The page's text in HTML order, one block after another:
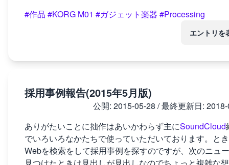
#作品 #KORG M01 #ガジェット楽器 #Processing
エントリを
採用事例報告(2015年5月版)
公開: 2015-05-28 / 最終更新日:
ありがたいことに拙作はあいかわらず主にSoundCloud
でいろいろなかたちで使っていただいております。と
Webを検索をして採用事例を探すのですが、次のニュ